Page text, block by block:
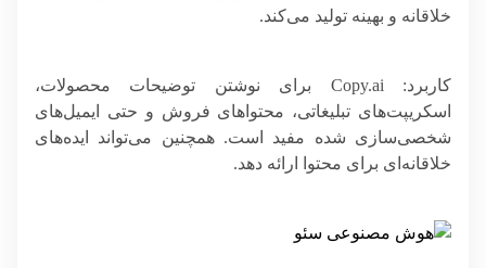
خلاقانه و بهینه تولید می‌کند.
کاربرد: Copy.ai برای نوشتن توضیحات محصولات،
اسکریپت‌های تبلیغاتی، محتواهای فروش و حتی ایمیل‌های
شخصی‌سازی شده مفید است. همچنین می‌تواند ایده‌های
خلاقانه‌ای برای محتوا ارائه دهد.